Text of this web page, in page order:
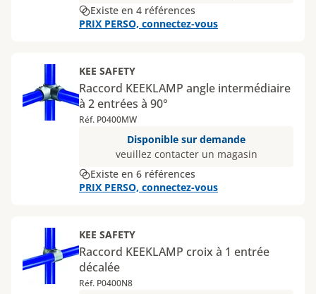
Existe en 4 références
PRIX PERSO, connectez-vous
KEE SAFETY
Raccord KEEKLAMP angle intermédiaire
à 2 entrées à 90°
Réf. P0400MW
Disponible sur demande
veuillez contacter un magasin
Existe en 6 références
PRIX PERSO, connectez-vous
KEE SAFETY
Raccord KEEKLAMP croix à 1 entrée
décalée
Réf. P0400N8